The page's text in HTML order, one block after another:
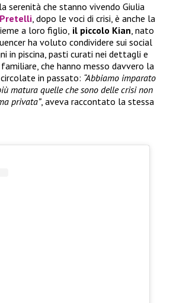
serenità che stanno vivendo Giulia
, dopo le voci di crisi, è anche la
a loro figlio, il piccolo Kian, nato
ha voluto condividere sui social
in piscina, pasti curati nei dettagli e
che hanno messo davvero la
in passato: “Abbiamo imparato
matura quelle che sono delle crisi non
privata”, aveva raccontato la stessa